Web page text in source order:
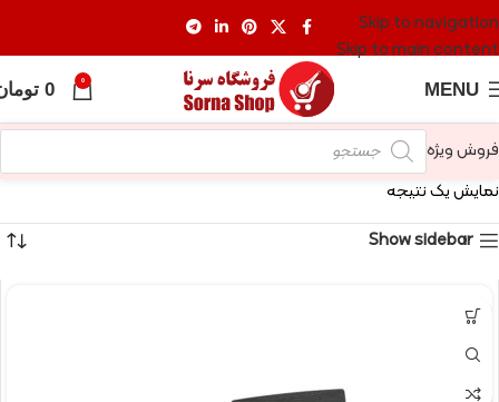
Skip to navigation
Skip to main content
MENU
0
0
فروش ویژه
نمایش یک نتیجه
Show sidebar